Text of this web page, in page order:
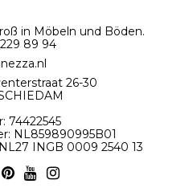
in Möbeln und Böden.
89 94
26-30
74422545
NL859890995B01
INGB 0009 2540 13